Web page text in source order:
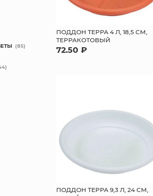
ПОДДОН ТЕРРА 4 Л, 18,5 СМ,
ТЕРРАКОТОВЫЙ
72.50 ₽
ПОДДОН ТЕРРА 9,3 Л, 24 СМ,
(85)